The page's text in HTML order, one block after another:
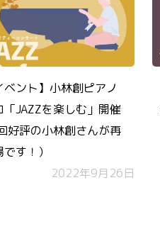
ベント】小林創ピアノ
「JAZZを楽しむ」開催
好評の小林創さんが再
す！）
2022年9月26日